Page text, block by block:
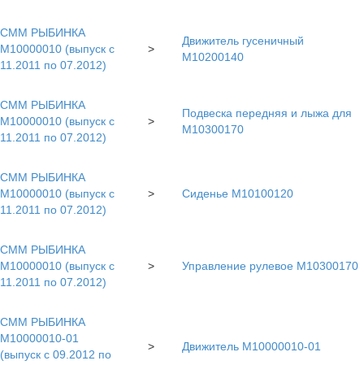
СММ РЫБИНКА
M10000010 (выпуск с
11.2011 по 07.2012)
>
Движитель гусеничный
M10200140
СММ РЫБИНКА
M10000010 (выпуск с
11.2011 по 07.2012)
>
Подвеска передняя и лыжа для
М10300170
СММ РЫБИНКА
M10000010 (выпуск с
11.2011 по 07.2012)
> Сиденье М10100120
СММ РЫБИНКА
M10000010 (выпуск с
11.2011 по 07.2012)
> Управление рулевое M10300170
СММ РЫБИНКА
M10000010-01
(выпуск с 09.2012 по
> Движитель М10000010-01